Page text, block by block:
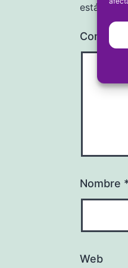
están
Nombre *
Web